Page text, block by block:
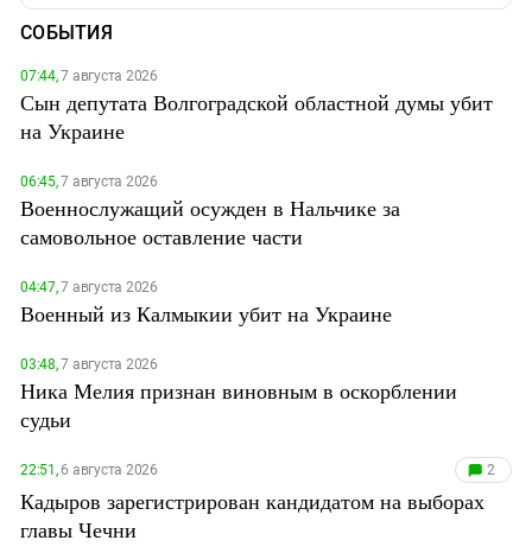
СОБЫТИЯ
07:44,7 августа 2026
Сын депутата Волгоградской областной думы убит
на Украине
06:45,7 августа 2026
Военнослужащий осужден в Нальчике за
самовольное оставление части
04:47,7 августа 2026
Военный из Калмыкии убит на Украине
03:48,7 августа 2026
Ника Мелия признан виновным в оскорблении
судьи
22:51,6 августа 2026 2
Кадыров зарегистрирован кандидатом на выборах
главы Чечни